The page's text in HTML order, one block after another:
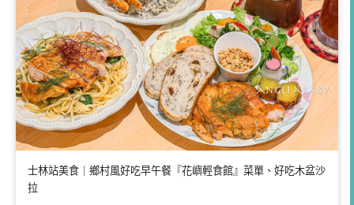
士林站美食｜鄉村風好吃早午餐『花嶼輕食館』菜單、好吃木盆沙
拉